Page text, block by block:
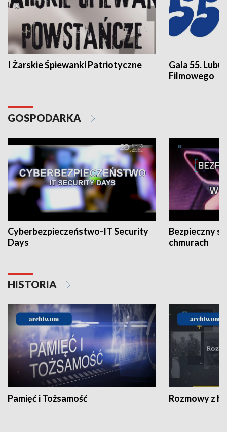
I Żarskie Śpiewanki Patriotyczne
Gala 55.
Filmowego
GOSPODARKA
Cyberbezpieczeństwo-IT Security
Days
Bezpieczny
chmurach
HISTORIA
Pamięć i Tożsamość Rozmowy z